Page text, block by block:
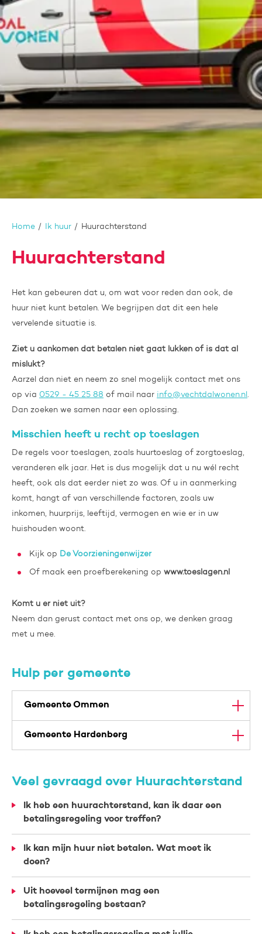
Home Ik huur Huurachterstand
Huurachterstand
Het kan gebeuren dat u, om wat voor reden dan ook, de
huur niet kunt betalen. We begrijpen dat dit een hele
vervelende situatie is.
Ziet u aankomen dat betalen niet gaat lukken of is dat al
mislukt?
Aarzel dan niet en neem zo snel mogelijk contact met ons
op via 0529 - 45 25 88 of mail naar info@vechtdalwonen.nl
Dan zoeken we samen naar een oplossing.
Misschien heeft u recht op toeslagen
De regels voor toeslagen, zoals huurtoeslag of zorgtoeslag,
veranderen elk jaar. Het is dus mogelijk dat u nu wél recht
heeft, ook als dat eerder niet zo was. Of u in aanmerking
komt, hangt af van verschillende factoren, zoals uw
inkomen, huurprijs, leeftijd, vermogen en wie er in uw
huishouden woont.
Kijk op De Voorzieningenwijzer
Of maak een proefberekening op www.toeslagen.nl
Komt u er niet uit?
Neem dan gerust contact met ons op, we denken graag
met u mee.
Hulp per gemeente
Gemeente Ommen
Gemeente Hardenberg
Veel gevraagd over Huurachterstand
betalingsregeling voor treffen?
doen?
Uit hoeveel termijnen mag een
betalingsregeling bestaan?